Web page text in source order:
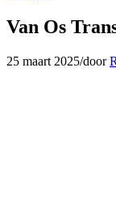
Van Os
25 maart 2025/door